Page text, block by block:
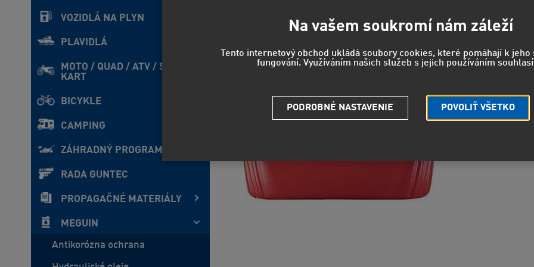
VOZIDLÁ NA PLYN
PLAVIDLÁ
MOTO / QUAD / ATV / SxS /
KART
BICYKLE
CAMPING
ZÁHRADNÝ PROGRAM
RADA GUNTEC
PROPAGAČNÉ MATERIÁLY
MEGUIN
Antikorózna ochrana
U
reakciu.
Na vašem soukromí nám záleží
Tento internetový obchod ukládá soubory cookies, které pomáhají k jeho
fungování. Využíváním našich služeb s jejich používáním
POVOLIŤ VŠETKO
PODROBNÉ NASTAVENIE